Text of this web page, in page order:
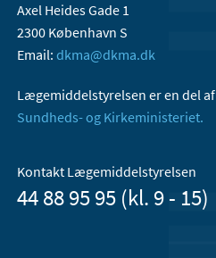
Axel Heides Gade 1
2300 København S
Email: dkma@dkma.dk
Lægemiddelstyrelsen er en del af
Sundheds- og Kirkeministeriet.
Kontakt Lægemiddelstyrelsen
44 88 95 95 (kl. 9 - 15)